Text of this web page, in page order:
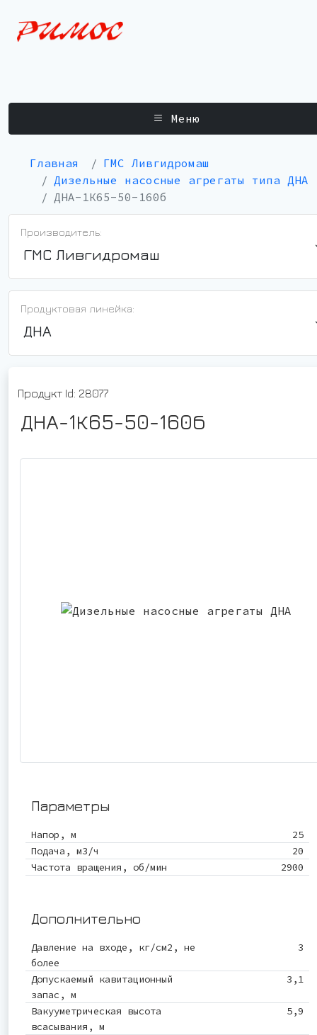
Меню
Главная
ГМС Ливгидромаш
Дизельные насосные агрегаты типа ДНА
ДНА-1К65-50-160б
Производитель:
ГМС Ливгидромаш
Продуктовая линейка:
ДНА
Продукт Id: 28077
ДНА-1К65-50-160б
Параметры
Напор, м
25
Подача, м3/ч
20
Частота вращения, об/мин
2900
Дополнительно
Давление на входе, кг/см2, не
более
3
Допускаемый кавитационный
запас, м
3,1
Вакууметрическая высота
всасывания, м
5,9